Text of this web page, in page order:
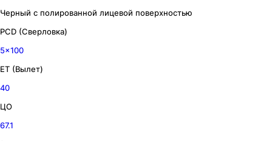
Черный с полированной лицевой поверхностью
PCD (Сверловка)
5x100
ET (Вылет)
40
ЦО
67.1